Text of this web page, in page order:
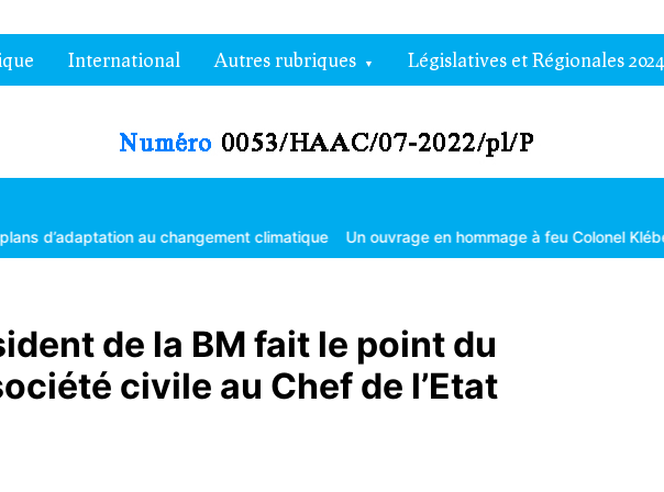
International Autres rubriques Législatives et Régionales 2024
au changement climatique Un ouvrage en hommage à feu Colonel Kléber Dadjo
de la BM fait le point du
civile au Chef de l’Etat